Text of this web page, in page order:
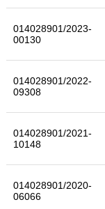
014028901/2023-
00130
014028901/2022-
09308
014028901/2021-
10148
014028901/2020-
06066